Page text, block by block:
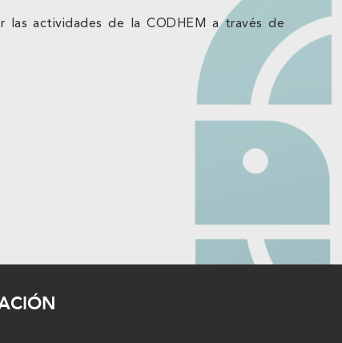
las actividades de la CODHEM a través de